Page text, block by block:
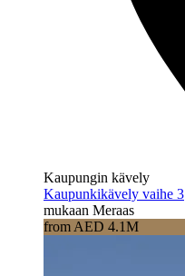
Kaupungin kävely
Kaupunkikävely vaihe 3
mukaan Meraas
from AED 4.1M